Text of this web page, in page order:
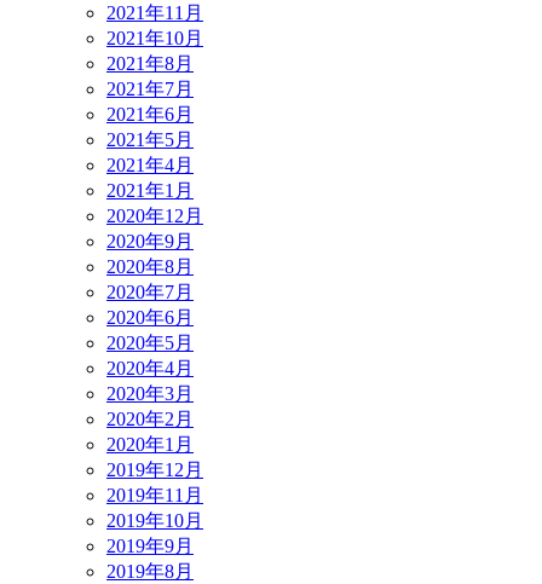
2021年11月
2021年10月
2021年8月
2021年7月
2021年6月
2021年5月
2021年4月
2021年1月
2020年12月
2020年9月
2020年8月
2020年7月
2020年6月
2020年5月
2020年4月
2020年3月
2020年2月
2020年1月
2019年12月
2019年11月
2019年10月
2019年9月
2019年8月